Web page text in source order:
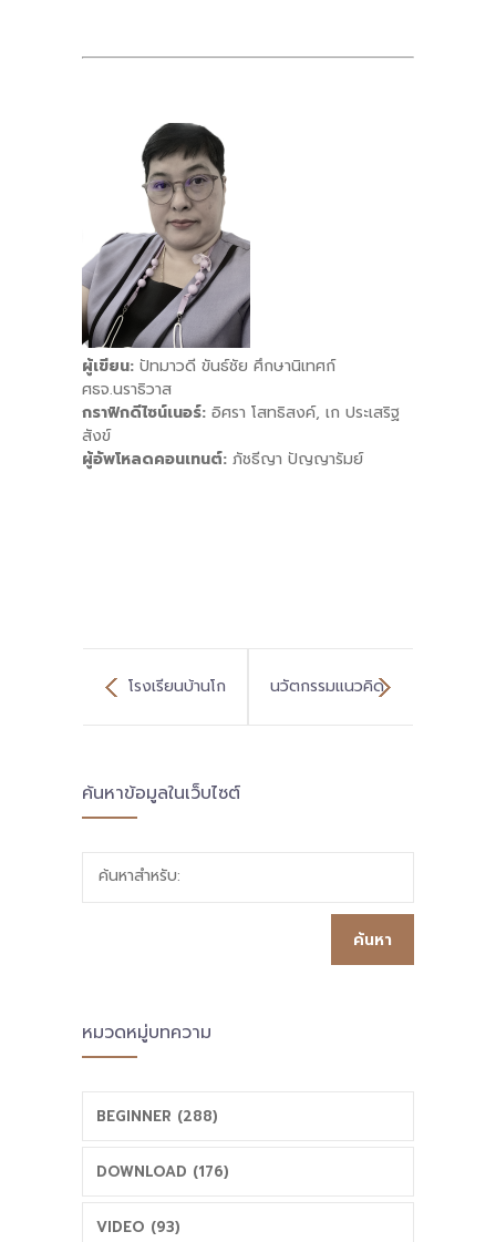
ผู้เขียน: ปัทมาวดี ขันธ์ชัย ศึกษานิเทศก์
ศธจ.นราธิวาส
กราฟิกดีไซน์เนอร์: อิศรา โสทธิสงค์, เก ประเสริฐ
สังข์
ผู้อัพโหลดคอนเทนต์: ภัชธีญา ปัญญารัมย์
โรงเรียนบ้านโก
เสริมสร้าง
นวัตกรรม จิต
ศึกษา PBL และ
PLC
นวัตกรรมแนวคิด
(LFC BMW SHM)
ค้นหาข้อมูลในเว็บไซต์
ค้นหาสำหรับ:
หมวดหมู่บทความ
BEGINNER (288)
DOWNLOAD (176)
VIDEO (93)